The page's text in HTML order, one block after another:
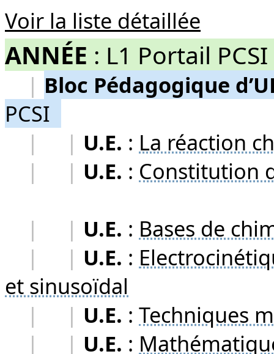
Voir la liste détaillée
ANNÉE : L1 Portail PCSI
| Bloc Pédagogique
PCSI
|
| U.E. : La réaction
|
| U.E. : Constitution
|
| U.E. : Bases de
|
| U.E. :
et sinusoïdal
|
| U.E. : Techniques
|
| U.E. :